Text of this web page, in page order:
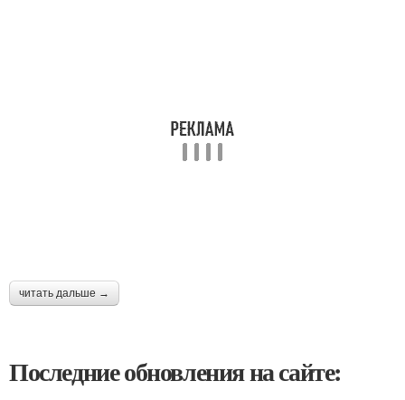
читать дальше →
Последние обновления на сайте: